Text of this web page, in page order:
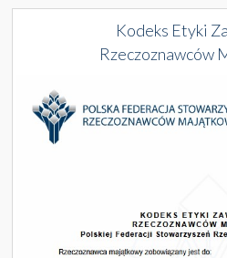
Kodeks Etyki
Rzeczoznawców